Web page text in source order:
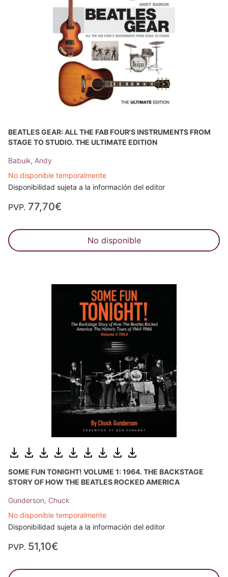
BEATLES GEAR: ALL THE FAB FOUR'S INSTRUMENTS FROM
STAGE TO STUDIO. THE ULTIMATE EDITION
Babuik, Andy
No disponible temporalmente
Disponibilidad sujeta a la información del editor
PVP. 77,70€
No disponible
SOME FUN TONIGHT! VOLUME 1: 1964. THE BACKSTAGE
STORY OF HOW THE BEATLES ROCKED AMERICA
Gunderson, Chuck
No disponible temporalmente
Disponibilidad sujeta a la información del editor
PVP. 51,10€